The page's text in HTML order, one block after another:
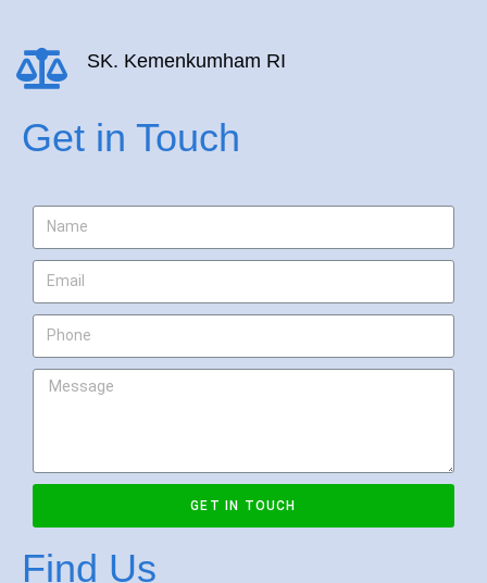
SK. Kemenkumham RI
Get in Touch
GET IN TOUCH
Find Us